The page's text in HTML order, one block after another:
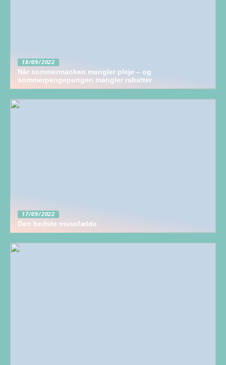
18/09/2022
Når sommermanken mangler pleje – og
sommerpengepungen mangler rabatter
17/09/2022
Den bedste musefælde